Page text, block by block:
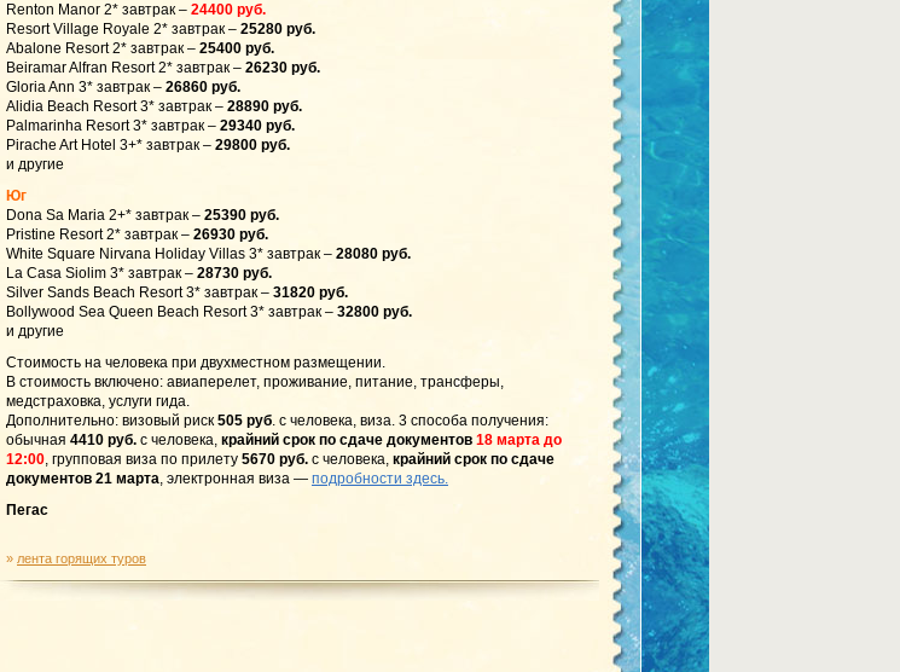
Renton Manor 2* завтрак – 24400 руб.
Resort Village Royale 2* завтрак – 25280 руб.
Abalone Resort 2* завтрак – 25400 руб.
Beiramar Alfran Resort 2* завтрак – 26230 руб.
Gloria Ann 3* завтрак – 26860 руб.
Alidia Beach Resort 3* завтрак – 28890 руб.
Palmarinha Resort 3* завтрак – 29340 руб.
Pirache Art Hotel 3+* завтрак – 29800 руб.
и другие
Юг
Dona Sa Maria 2+* завтрак – 25390 руб.
Pristine Resort 2* завтрак – 26930 руб.
White Square Nirvana Holiday Villas 3* завтрак – 28080 руб.
La Casa Siolim 3* завтрак – 28730 руб.
Silver Sands Beach Resort 3* завтрак – 31820 руб.
Bollywood Sea Queen Beach Resort 3* завтрак – 32800 руб.
и другие
Стоимость на человека при двухместном размещении.
В стоимость включено: авиаперелет, проживание, питание, трансферы,
медстраховка, услуги гида.
Дополнительно: визовый риск 505 руб. с человека, виза. 3 способа получения:
обычная 4410 руб. с человека, крайний срок по сдаче документов 18 марта до
12:00, групповая виза по прилету 5670 руб. с человека, крайний срок по сдаче
документов 21 марта, электронная виза — подробности здесь.
Пегас
» лента горящих туров